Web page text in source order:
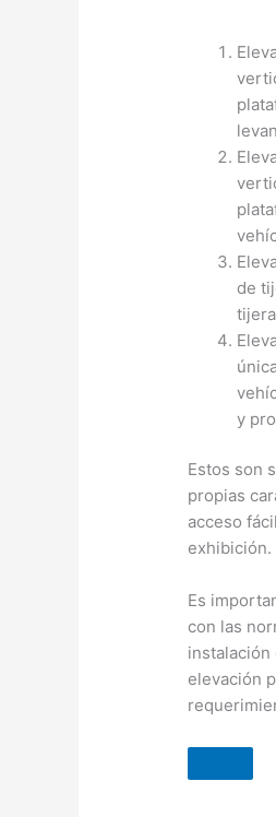
de
y
Estos son
propias
acceso
exhibición.
Es
con las
elevación